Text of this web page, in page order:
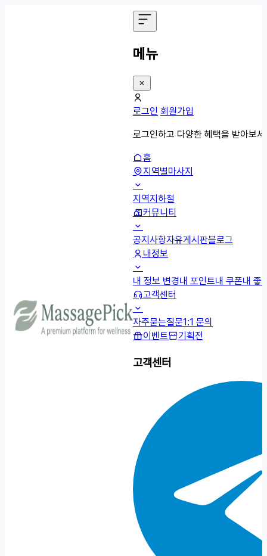
메뉴
로그인 회원가입
로그인하고 다양한 혜택을 받아보
홈
지역별마사지
지역지하철
커뮤니티
공지사항자유게시판블로그
내정보
내 정보 변경내 포인트내 쿠폰내 좋
고객센터
자주묻는질문1:1 문의
이벤트
기획전
고객센터